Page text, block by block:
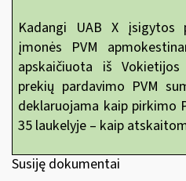
Kadangi UAB X
įmonės PVM
apskaičiuota iš
prekių pardavimo PVM
deklaruojama kaip pirkimo
35 laukelyje – kaip
Susiję dokumentai